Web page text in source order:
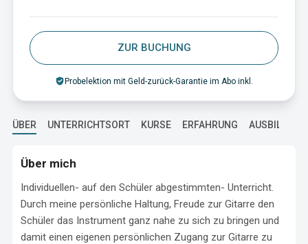
ZUR BUCHUNG
Probelektion mit Geld-zurück-Garantie im Abo inkl.
ÜBER UNTERRICHTSORT KURSE ERFAHRUNG AUSBILDUNG
Über mich
Individuellen- auf den Schüler abgestimmten- Unterricht.
Durch meine persönliche Haltung, Freude zur Gitarre den
Schüler das Instrument ganz nahe zu sich zu bringen und
damit einen eigenen persönlichen Zugang zur Gitarre zu